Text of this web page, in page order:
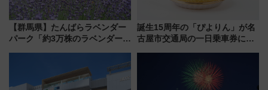
【群馬県】たんばらラベンダー
パーク「約3万株のラベンダー」
で都心から約1時間半で夏の絶景
誕生15周年の「ぴよりん」が名
古屋市交通局の一日乗車券に！